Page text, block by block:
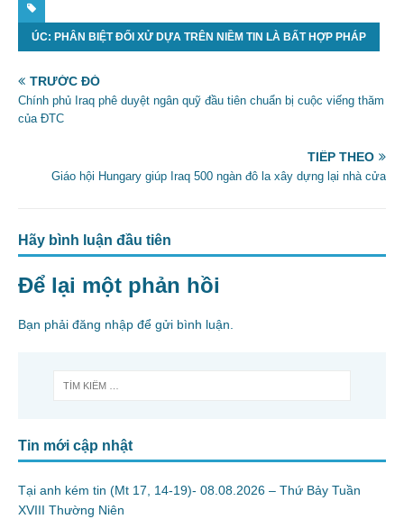
c
e
b
o
o
itt
er
ai
l
ar
e
ÚC: PHÂN BIỆT ĐỐI XỬ DỰA TRÊN NIỀM TIN LÀ BẤT HỢP PHÁP
TRƯỚC ĐÓ
Chính phủ Iraq phê duyệt ngân quỹ đầu tiên chuẩn bị cuộc viếng thăm
của ĐTC
TIẾP THEO
Giáo hội Hungary giúp Iraq 500 ngàn đô la xây dựng lại nhà cửa
Hãy bình luận đầu tiên
Để lại một phản hồi
Bạn phải đăng nhập để gửi bình luận.
Tin mới cập nhật
Tại anh kém tin (Mt 17, 14-19)- 08.08.2026 – Thứ Bảy Tuần
XVIII Thường Niên